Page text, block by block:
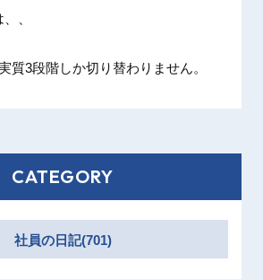
、
質3段階しか切り替わりません。
CATEGORY
社員の日記(701)